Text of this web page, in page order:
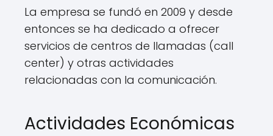
La empresa se fundó en 2009 y desde
entonces se ha dedicado a ofrecer
servicios de centros de llamadas (call
center) y otras actividades
relacionadas con la comunicación.
Actividades Económicas